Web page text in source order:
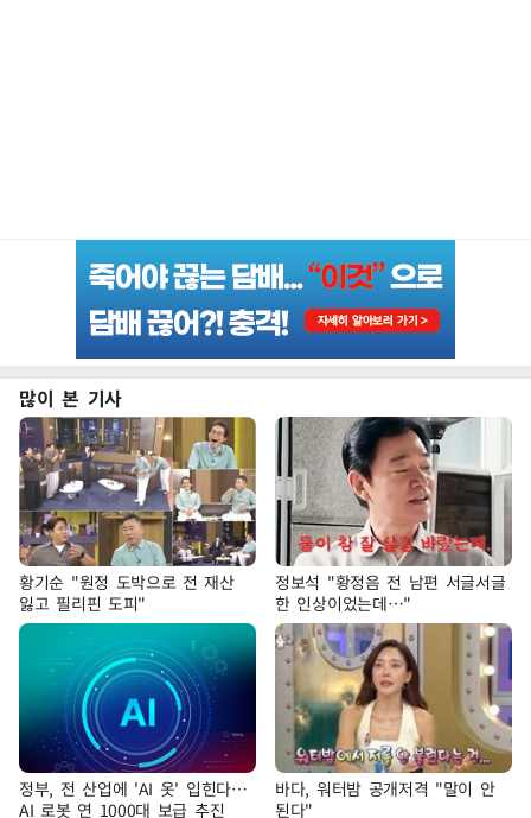
많이 본 기사
황기순 "원정 도박으로 전 재산
잃고 필리핀 도피"
정보석 "황정음 전 남편 서글서글
한 인상이었는데…"
정부, 전 산업에 'AI 옷' 입힌다…
AI 로봇 연 1000대 보급 추진
바다, 워터밤 공개저격 "말이 안
된다"